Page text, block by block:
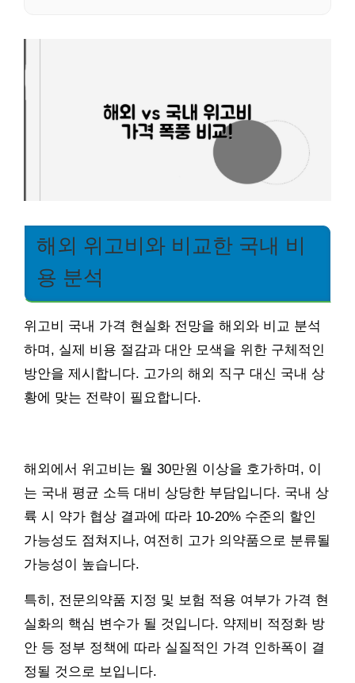
해외 위고비와 비교한 국내 비
용 분석
위고비 국내 가격 현실화 전망을 해외와 비교 분석
하며, 실제 비용 절감과 대안 모색을 위한 구체적인
방안을 제시합니다. 고가의 해외 직구 대신 국내 상
황에 맞는 전략이 필요합니다.
해외에서 위고비는 월 30만원 이상을 호가하며, 이
는 국내 평균 소득 대비 상당한 부담입니다. 국내 상
륙 시 약가 협상 결과에 따라 10-20% 수준의 할인
가능성도 점쳐지나, 여전히 고가 의약품으로 분류될
가능성이 높습니다.
특히, 전문의약품 지정 및 보험 적용 여부가 가격 현
실화의 핵심 변수가 될 것입니다. 약제비 적정화 방
안 등 정부 정책에 따라 실질적인 가격 인하폭이 결
정될 것으로 보입니다.